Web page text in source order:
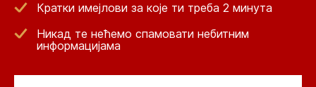
Кратки имејлови за које ти треба 2 минута
Никад те нећемо спамовати небитним
информацијама